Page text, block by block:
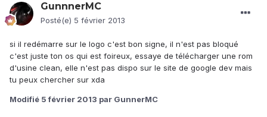
GunnnerMC
Posté(e) 5 février 2013
si il redémarre sur le logo c'est bon signe, il n'est pas bloqué
c'est juste ton os qui est foireux, essaye de télécharger une rom
d'usine clean, elle n'est pas dispo sur le site de google dev mais
tu peux chercher sur xda
Modifié 5 février 2013 par GunnerMC